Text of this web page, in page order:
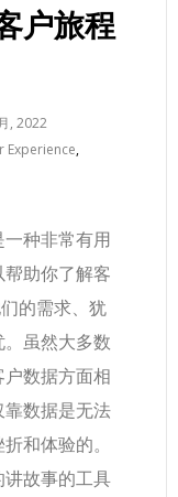
户旅程
, 2022
Experience,
种非常有用
助你了解客
的需求、犹
虽然大多数
数据方面相
数据是无法
和体验的。
故事的工具